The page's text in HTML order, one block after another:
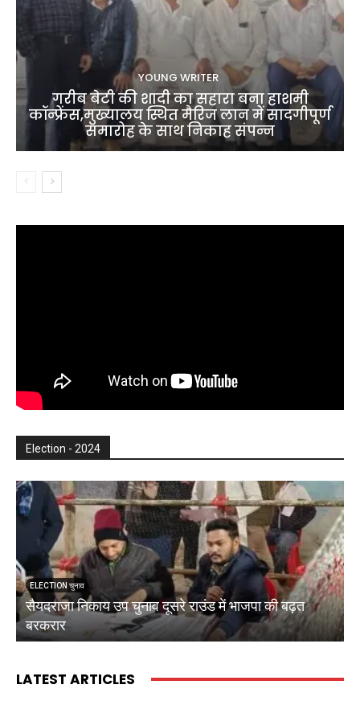
YOUNG WRITER
गरीब बेटी की शादी का सहारा बना हाशमी
कॉन्फ्रेंस,मुख्यालय स्थित मैरिज लान में सादगीपूर्ण
समारोह के साथ निकाह संपन्न
Election - 2024
ELECTION चुनाव
सैयदराजा निकाय उप चुनाव दूसरे राउंड में भाजपा की बढ़त
बरकरार
LATEST ARTICLES